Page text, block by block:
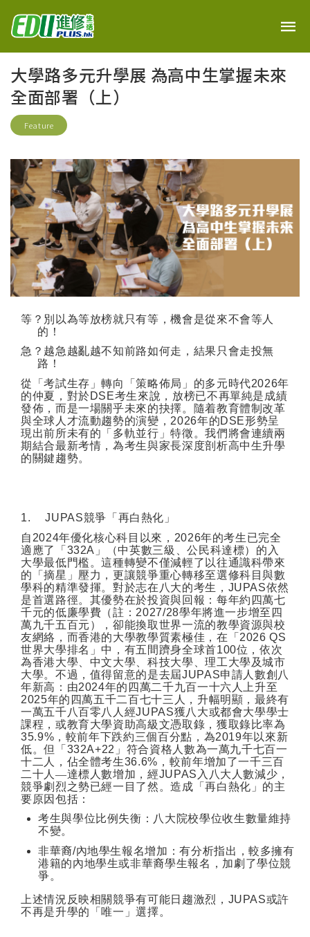
大學路多元升學展 為高中生掌握未來
全面部署（上）
Feature
等？別以為等放榜就只有等，機會是從來不會等人
的！
急？越急越亂越不知前路如何走，結果只會走投無
路！
從「考試生存」轉向「策略佈局」的多元時代2026年
的仲夏，對於DSE考生來說，放榜已不再單純是成績
發佈，而是一場關乎未來的抉擇。隨着教育體制改革
與全球人才流動趨勢的演變， 2026年的DSE形勢呈
現出前所未有的「多軌並行」特徵。我們將會連續兩
期結合最新考情，為考生與家長深度剖析高中生升學
的關鍵趨勢。
1. JUPAS競爭「再白熱化」
自 2024年優化核心科目以來， 2026年的考生已完全
適應了「 332A 」（中英數三級、公民科達標）的入
大學最低門檻。這種轉變不僅減輕了以往通識科帶來
的「摘星」壓力，更讓競爭重心轉移至選修科目與數
學科的精準發揮。對於志在八大的考生， JUPAS依然
是首選路徑。其優勢在於投資與回報：每年約四萬七
千元的低廉學費（註： 2027/28學年將進一步增至四
萬九千五百元），卻能換取世界一流的教學資源與校
友網絡，而香港的大學教學質素極佳，在「 2026 QS
世界大學排名」中，有五間躋身全球首100位，依次
為香港大學、中文大學、科技大學、理工大學及城市
大學。不過，值得留意的是去屆JUPAS申請人數創八
年新高：由2024年的四萬二千九百一十六人上升至
2025年的四萬五千二百七十三人，升幅明顯，最終有
一萬五千八百零八人經JUPAS獲八大或都會大學學士
課程，或教育大學資助高級文憑取錄，獲取錄比率為
35.9% ，較前年下跌約三個百分點，為2019年以來新
低。但「 332A+22 」符合資格人數為一萬九千七百一
十二人，佔全體考生36.6% ，較前年增加了一千三百
二十人—達標人數增加，經JUPAS 入八大人數減少，
競爭劇烈之勢已經一目了然。造成「再白熱化」的主
要原因包括：
考生與學位比例失衡：八大院校學位收生數量維持
不變。
非華裔/內地學生報名增加：有分析指出，較多擁有
港籍的內地學生或非華裔學生報名，加劇了學位競
爭。
上述情況反映相關競爭有可能日趨激烈， JUPAS或許
不再是升學的「唯一」選擇。